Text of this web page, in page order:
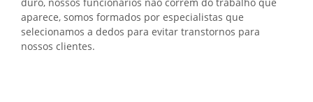
aparece, somos formados por especialistas que
selecionamos a dedos para evitar transtornos para
nossos clientes.